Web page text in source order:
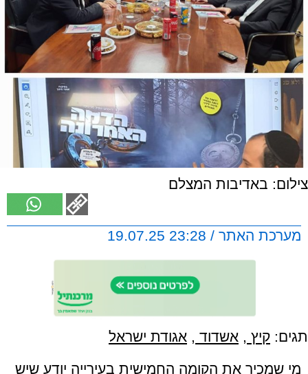
צילום: באדיבות המצלם
מערכת האתר / 23:28 19.07.25
תגים: קיץ , אשדוד , אגודת ישראל
מי שמכיר את הקומה החמישית בעירייה יודע שיש